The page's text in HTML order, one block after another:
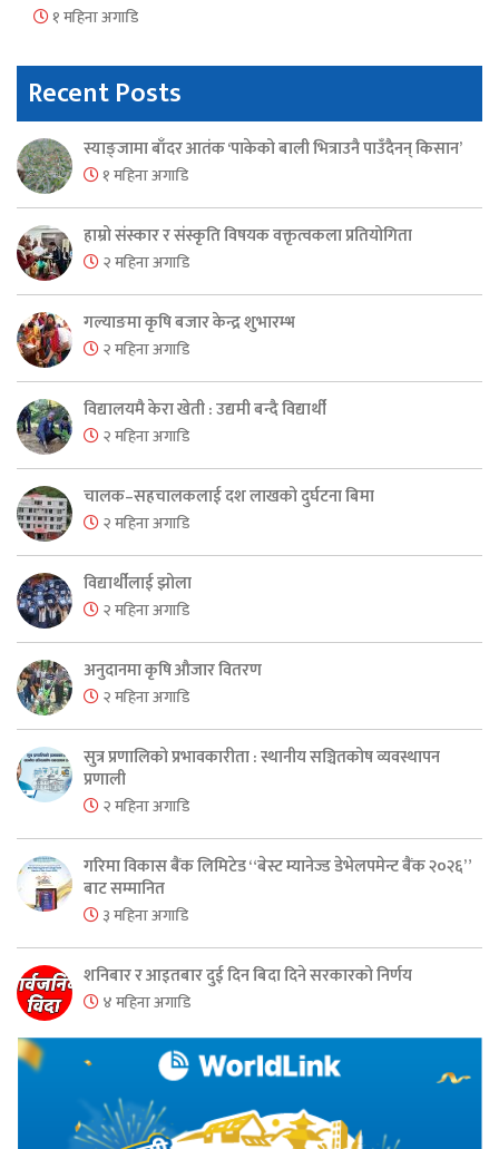
१ महिना अगाडि
Recent Posts
स्याङ्जामा बाँदर आतंक ‘पाकेको बाली भित्राउनै पाउँदैनन् किसान’
१ महिना अगाडि
हाम्रो संस्कार र संस्कृति विषयक वक्तृत्वकला प्रतियोगिता
२ महिना अगाडि
गल्याङमा कृषि बजार केन्द्र शुभारम्भ
२ महिना अगाडि
विद्यालयमै केरा खेती : उद्यमी बन्दै विद्यार्थी
२ महिना अगाडि
चालक–सहचालकलाई दश लाखको दुर्घटना बिमा
२ महिना अगाडि
विद्यार्थीलाई झोला
२ महिना अगाडि
अनुदानमा कृषि औजार वितरण
२ महिना अगाडि
सुत्र प्रणालिको प्रभावकारीता : स्थानीय सञ्चितकोष व्यवस्थापन
प्रणाली
२ महिना अगाडि
गरिमा विकास बैंक लिमिटेड “बेस्ट म्यानेज्ड डेभेलपमेन्ट बैंक २०२६”
बाट सम्मानित
३ महिना अगाडि
शनिबार र आइतबार दुई दिन बिदा दिने सरकारको निर्णय
४ महिना अगाडि